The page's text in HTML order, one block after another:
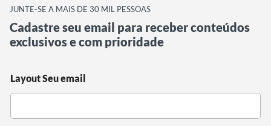
JUNTE-SE A MAIS DE 30 MIL PESSOAS
Cadastre seu email para receber conteúdos
exclusivos e com prioridade
Layout Seu email